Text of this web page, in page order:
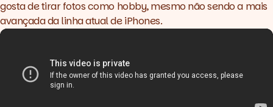
gosta de tirar fotos como hobby, mesmo não sendo a mais
avançada da linha atual de iPhones.